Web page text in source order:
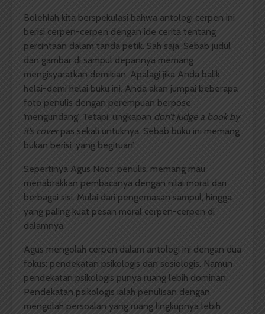
Bolehlah kita berspekulasi bahwa antologi cerpen ini
berisi cerpen-cerpen dengan ide cerita tentang
percintaan dalam tanda petik. Sah saja. Sebab judul
dan gambar di sampul depannya memang
mengisyaratkan demikian. Apalagi jika Anda balik
helai-demi helai buku ini. Anda akan jumpai beberapa
foto penulis dengan perempuan berpose
‘mengundang’. Tetapi, ungkapan don’t judge a book by
it’s coverpas sekali untuknya. Sebab buku ini memang
bukan berisi ‘yang begituan’.
Sepertinya Agus Noor, penulis, memang mau
menabrakkan pembacanya dengan nilai moral dari
berbagai sisi. Mulai dari pengemasan sampul, hingga
yang paling kuat pesan moral cerpen-cerpen di
dalamnya.
Agus mengolah cerpen dalam antologi ini dengan dua
fokus: pendekatan psikologis dan sosiologis. Namun
pendekatan psikologis punya ruang lebih dominan.
Pendekatan psikologis ialah penulisan dengan
mengolah persoalan yang ruang lingkupnya lebih